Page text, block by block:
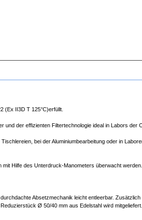
(Ex II3D T 125°C)erfüllt.
der effizienten Filtertechnologie ideal in Labors
bei der Aluminiumbearbeitung oder in
Hilfe des Unterdruck-Manometers überwacht
Absetzmechanik leicht entleerbar.
Ø 50/40 mm aus Edelstahl wird mitgeliefert.